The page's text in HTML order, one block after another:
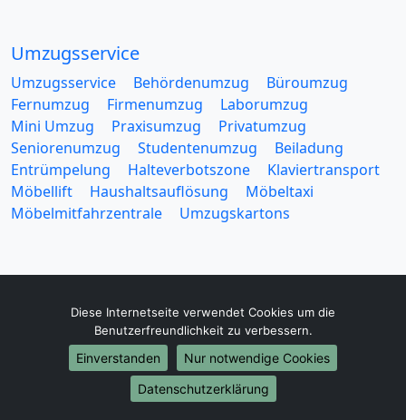
Umzugsservice
Umzugsservice Behördenumzug
Büroumzug
Fernumzug
Firmenumzug
Laborumzug
Mini Umzug
Praxisumzug
Privatumzug
Seniorenumzug
Studentenumzug
Beiladung
Entrümpelung
Halteverbotszone
Klaviertransport
Möbellift
Haushaltsauflösung
Möbeltaxi
Möbelmitfahrzentrale
Umzugskartons
Europa-Umzüge
Umzug von Tübingen nach Belarus
Umzug von Tübingen nach Belgien
Umzug von Tübingen nach Bulgarien
Diese Internetseite verwendet Cookies um die
Benutzerfreundlichkeit zu verbessern.
Einverstanden
Nur notwendige Cookies
Datenschutzerklärung